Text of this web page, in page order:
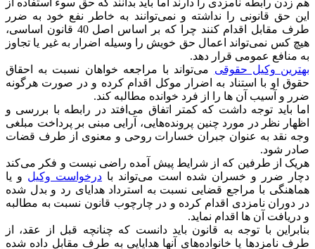
هم زدن رابطه نامزدی را دارند اما باید بدانند که حق سوء استفاده از
این حق قانونی را نداشته و نمی‌توانند به خاطر نفع خود به ضرر
طرف مقابل اقدام کنند چرا که بر اساس اصل 40 قانون اساسی،
هیچ کس نمی‌تواند اعمال حق خویش را وسیله اضرار به غیر یا تجاوز
به منافع عمومی قرار دهد.
بهترین وکیل حقوقی می‌تواند با مراجعه خواهان نسبت به احقاق
حقوق او با استناد به اضرار موکل اقدام کرده و در صورت هرگونه
ضرر و آسیب آن ها را از فرد خوانده مطالبه کند.
اما باید توجه داشت که کمتر اتفاق می‌افتد در رابطه با بررسی و
اظهار نظر در مورد چنین پرونده‌هایی، آرایی مبنی بر پرداخت مبلغی
وجه نقد به عنوان جبران خسارات روحی و معنوی از طرف قضات
صادر شود.‌
هریک از طرفین که از شرایط پیش آمده راضی نیست و فکر می‌کند
دچار ضرر و خسران شده است می‌تواند با درخواست وکیل و یا
هماهنگی با مراجع قضایی نسبت به استرداد هدایای رد و بدل شده
در دوران نامزدی اقدام کرده و در چارچوب قانون نسبت به مطالبه
و دریافت آن ها اقدام نماید.
بنابراین با توجه به قانون باید دانست که چنانچه قبل از عقد، از
طرف نامزدها یا خانواده‌های آنها هدایایی به طرف مقابل داده شده